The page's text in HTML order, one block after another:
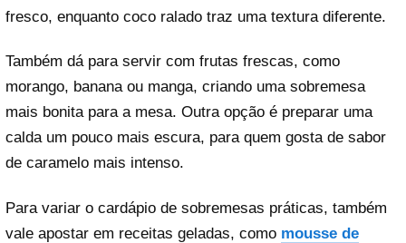
fresco, enquanto coco ralado traz uma textura diferente.
Também dá para servir com frutas frescas, como
morango, banana ou manga, criando uma sobremesa
mais bonita para a mesa. Outra opção é preparar uma
calda um pouco mais escura, para quem gosta de sabor
de caramelo mais intenso.
Para variar o cardápio de sobremesas práticas, também
vale apostar em receitas geladas, como mousse de